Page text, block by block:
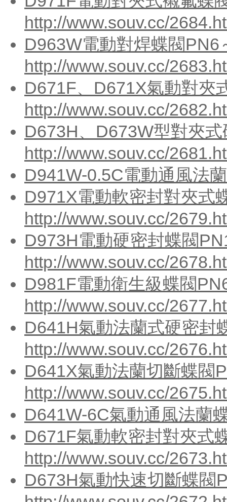
http://www.souv.cc/
D963W電動對焊蝶閥PN6
http://www.souv.cc/
D671F、D671X氣動對夾
http://www.souv.cc/
D673H、D673W型對夾
http://www.souv.cc/
D941W-0.5C電動通風法
D971X電動軟密封對夾式
http://www.souv.cc/
D973H電動硬密封蝶閥
http://www.souv.cc/
D981F電動衛生級蝶閥
http://www.souv.cc/
D641H氣動法蘭式硬密封
http://www.souv.cc/
D641X氣動法蘭切斷蝶閥
http://www.souv.cc/
D641W-6C氣動通風法蘭
D671F氣動軟密封對夾式
http://www.souv.cc/
D673H氣動快速切斷蝶閥